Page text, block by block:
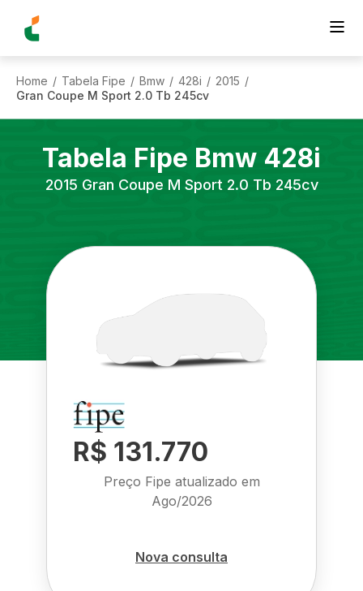
Home / Tabela Fipe / Bmw / 428i / 2015 /
Gran Coupe M Sport 2.0 Tb 245cv
Tabela Fipe Bmw 428i
2015 Gran Coupe M Sport 2.0 Tb 245cv
R$ 131.770
Preço Fipe atualizado em
Ago/2026
Nova consulta